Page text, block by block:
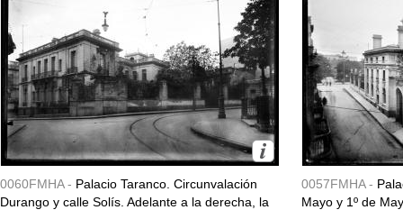
0060FMHA - Palacio Taranco. Circunvalación
Durango y calle Solís. Adelante a la derecha, la
0057FMHA -
Mayo y 1º de